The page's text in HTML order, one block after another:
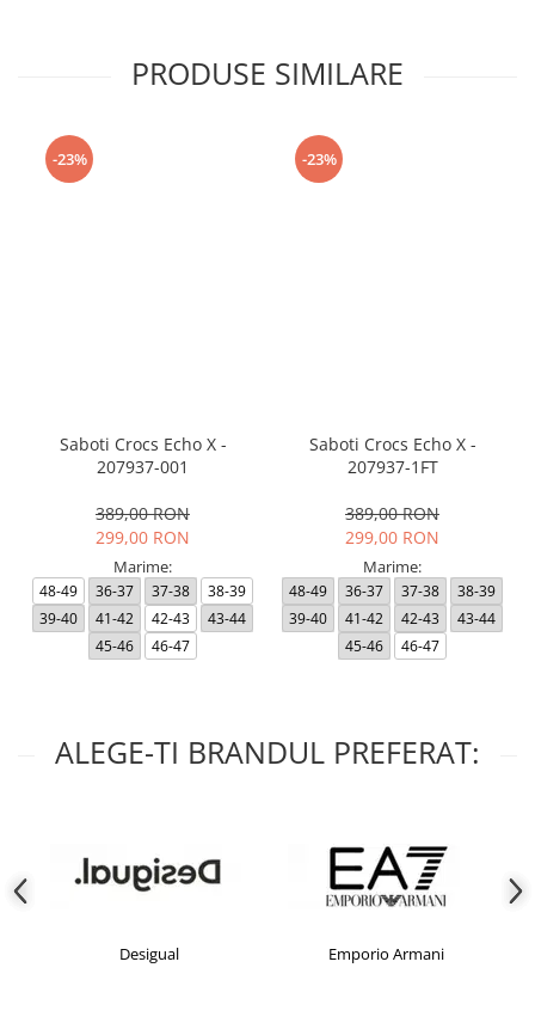
PRODUSE SIMILARE
-23%
Saboti Crocs Echo X -
207937-001
389,00 RON
299,00 RON
Marime:
48-49 36-37 37-38
38-39
39-40
41-42 42-43
43-44
45-46
46-47
-23%
Saboti Crocs Echo X -
207937-1FT
389,00 RON
299,00 RON
Marime:
48-49 36-37 37-38
38-39
39-40
41-42 42-43
43-44
45-46
46-47
ALEGE-TI BRANDUL PREFERAT:
Desigual Emporio Armani